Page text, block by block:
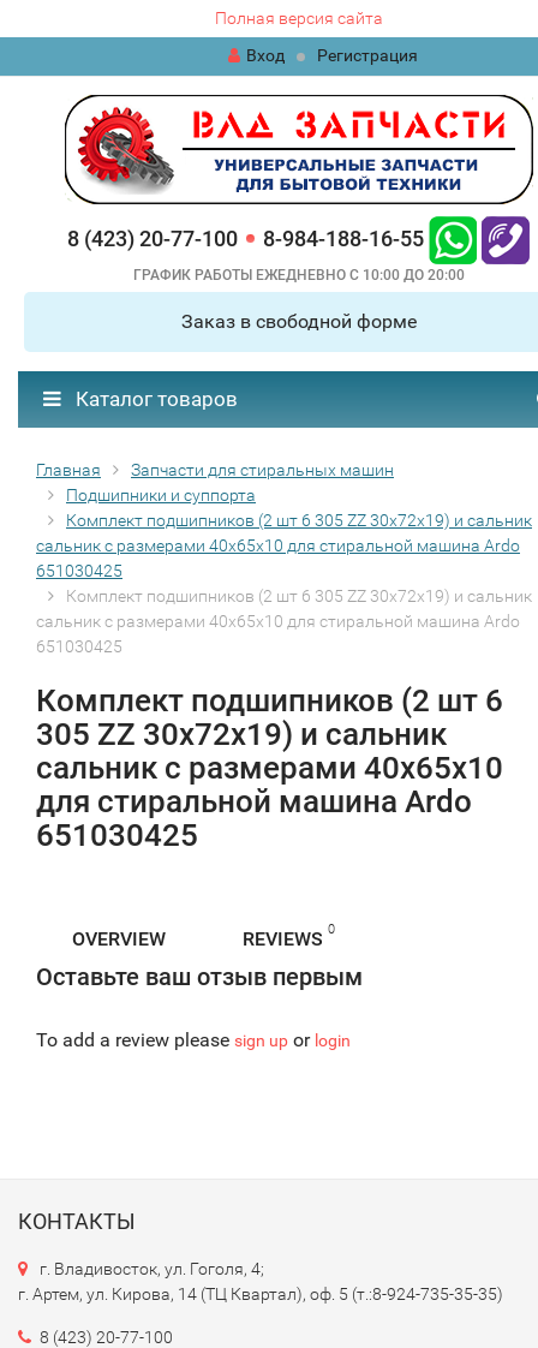
Полная версия сайта
Вход
Регистрация
8 (423) 20-77-100 8-984-188-16-55
ГРАФИК РАБОТЫ ЕЖЕДНЕВНО С 10:00 ДО 20:00
Заказ в свободной форме
Каталог товаров
Главная
Запчасти для стиральных машин
Подшипники и суппорта
Комплект подшипников (2 шт 6 305 ZZ 30х72х19) и сальник
сальник с размерами 40x65x10 для стиральной машина Ardo
651030425
Комплект подшипников (2 шт 6 305 ZZ 30х72х19) и сальник
сальник с размерами 40x65x10 для стиральной машина Ardo
651030425
Комплект подшипников (2 шт 6
305 ZZ 30х72х19) и сальник
сальник с размерами 40x65x10
для стиральной машина Ardo
651030425
OVERVIEW REVIEWS 0
Оставьте ваш отзыв первым
To add a review please sign up or login
КОНТАКТЫ
г. Владивосток, ул. Гоголя, 4;
г. Артем, ул. Кирова, 14 (ТЦ Квартал), оф. 5 (т.:8-924-735-35-35)
8 (423) 20-77-100